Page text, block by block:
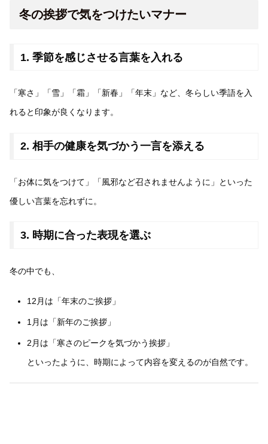
冬の挨拶で気をつけたいマナー
1. 季節を感じさせる言葉を入れる
「寒さ」「雪」「霜」「新春」「年末」など、冬らしい季語を入
れると印象が良くなります。
2. 相手の健康を気づかう一言を添える
「お体に気をつけて」「風邪など召されませんように」といった
優しい言葉を忘れずに。
3. 時期に合った表現を選ぶ
冬の中でも、
12月は「年末のご挨拶」
1月は「新年のご挨拶」
2月は「寒さのピークを気づかう挨拶」
といったように、時期によって内容を変えるのが自然です。